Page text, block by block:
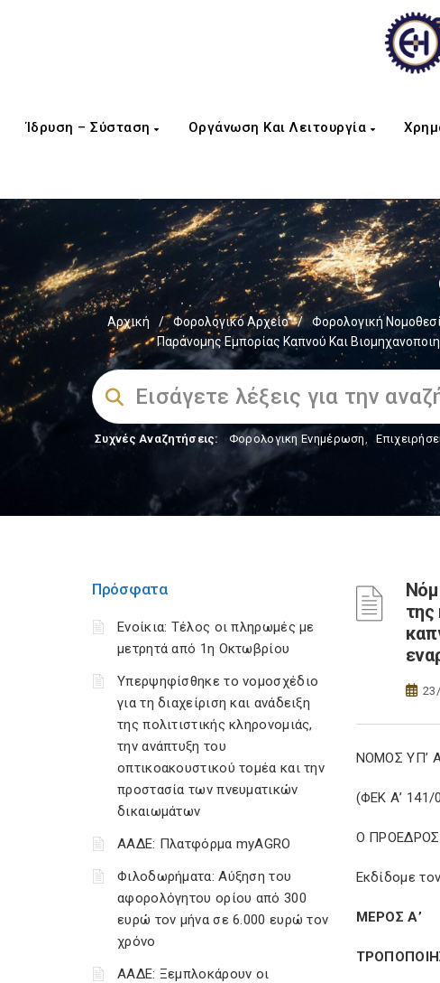
Ίδρυση – Σύσταση Οργάνωση Και Λειτουργία
Αρχική / Φορολογικό Αρχείο / Φορολογική
Παράνομης Εμπορίας Καπνού Και
Συχνές Αναζητήσεις: Φορολογικη Ενημέρωση,
Πρόσφατα
Ενοίκια: Τέλος οι πληρωμές με
μετρητά από 1η Οκτωβρίου
Υπερψηφίσθηκε το νομοσχέδιο
για τη διαχείριση και ανάδειξη
της πολιτιστικής κληρονομιάς,
την ανάπτυξη του
οπτικοακουστικού τομέα και την
προστασία των πνευματικών
δικαιωμάτων
ΑΑΔΕ: Πλατφόρμα myAGRO
Φιλοδωρήματα: Αύξηση του
αφορολόγητου ορίου από 300
ευρώ τον μήνα σε 6.000 ευρώ τον
χρόνο
ΑΑΔΕ: Ξεμπλοκάρουν οι
NOMOΣ ΥΠ’
(ΦΕΚ Α’ 141/
Ο
Εκδίδομε
ΜΕΡΟΣ Α’